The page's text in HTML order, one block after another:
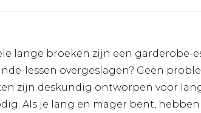
lange broeken zijn een garderobe-
lessen overgeslagen? Geen
zijn deskundig ontworpen voor
Als je lang en mager bent,